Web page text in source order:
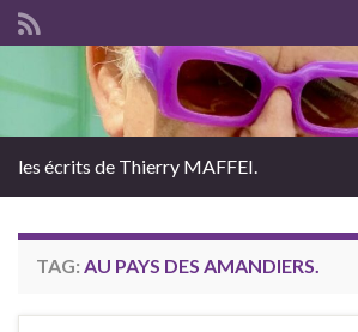
les écrits de Thierry MAFFEI.
TAG: AU PAYS DES AMANDIERS.